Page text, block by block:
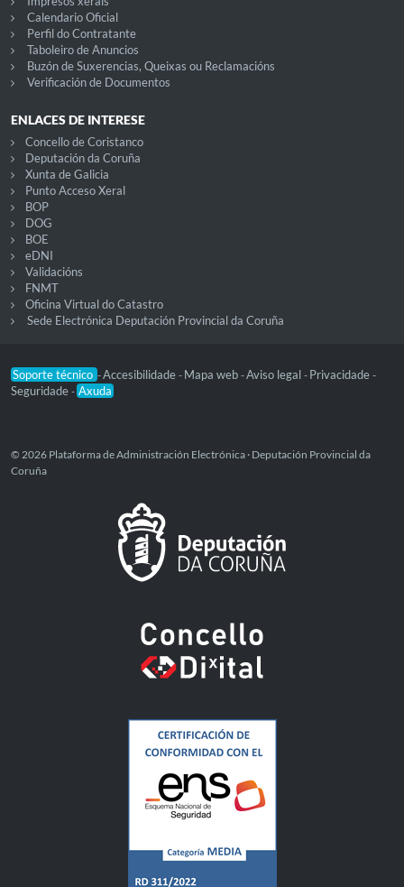
Calendario Oficial
Perfil do Contratante
Taboleiro de Anuncios
Buzón de Suxerencias, Queixas ou Reclamacións
Verificación de Documentos
ENLACES DE INTERESE
Concello de Coristanco
Deputación da Coruña
Xunta de Galicia
Punto Acceso Xeral
BOP
DOG
BOE
eDNI
Validacións
FNMT
Oficina Virtual do Catastro
Sede Electrónica Deputación Provincial da Coruña
Soporte técnico -Accesibilidade - Mapa web -Aviso legal - Privacidade -
Seguridade - Axuda
© 2026 Plataforma de Administración Electrónica · Deputación Provincial da
Coruña